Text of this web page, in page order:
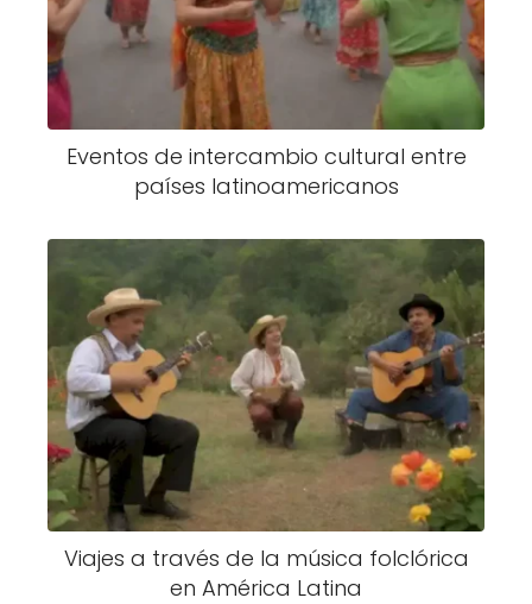
Eventos de intercambio cultural entre
países latinoamericanos
Viajes a través de la música folclórica
en América Latina